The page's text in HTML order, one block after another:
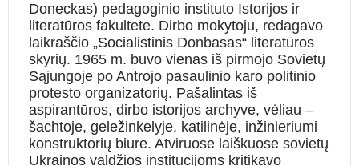
Doneckas) pedagoginio instituto Istorijos ir
literatūros fakultete. Dirbo mokytoju, redagavo
laikraščio „Socialistinis Donbasas“ literatūros
skyrių. 1965 m. buvo vienas iš pirmojo Sovietų
Sąjungoje po Antrojo pasaulinio karo politinio
protesto organizatorių. Pašalintas iš
aspirantūros, dirbo istorijos archyve, vėliau –
šachtoje, geležinkelyje, katilinėje, inžinieriumi
konstruktorių biure. Atviruose laiškuose sovietų
Ukrainos valdžios institucijoms kritikavo